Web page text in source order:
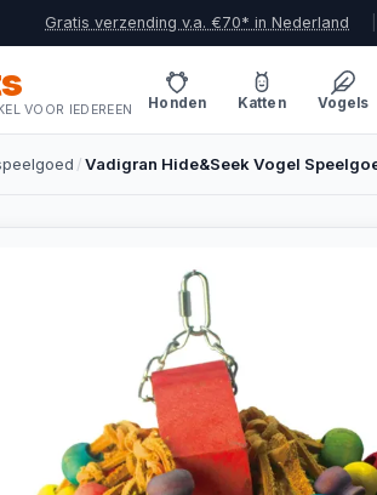
Gratis verzending v.a. €70* in Nederland
VOOR IEDEREEN Honden Katten Vogels
/Vadigran Hide&Seek Vogel